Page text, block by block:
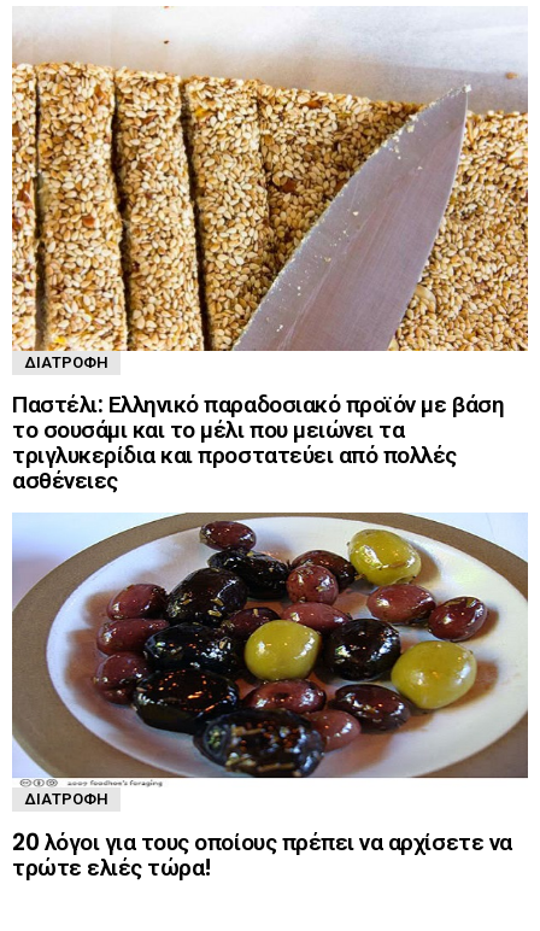
ΔΙΑΤΡΟΦΉ
Παστέλι: Ελληνικό παραδοσιακό προϊόν με βάση
το σουσάμι και το μέλι που μειώνει τα
τριγλυκερίδια και προστατεύει από πολλές
ασθένειες
ΔΙΑΤΡΟΦΉ
20 λόγοι για τους οποίους πρέπει να αρχίσετε να
τρώτε ελιές τώρα!